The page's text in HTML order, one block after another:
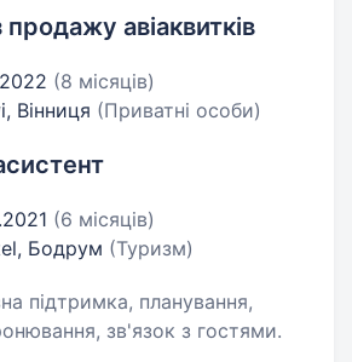
авіаквитків
(8 місяців)
Вінниця (Приватні особи)
(6 місяців)
Бодрум (Туризм)
підтримка, планування,
зв'язок з гостями.